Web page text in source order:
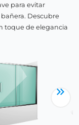
para evitar
Descubre
toque de elegancia